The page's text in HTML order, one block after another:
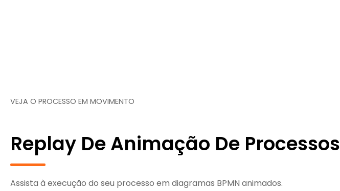
VEJA O PROCESSO EM MOVIMENTO
Replay De Animação De Processos
Assista à execução do seu processo em diagramas BPMN animados.